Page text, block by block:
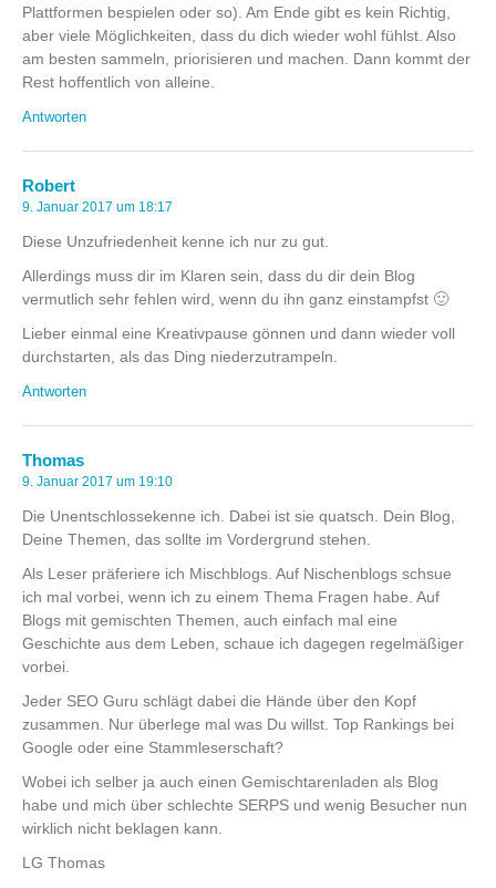
Plattformen bespielen oder so). Am Ende gibt es kein Richtig,
aber viele Möglichkeiten, dass du dich wieder wohl fühlst. Also
am besten sammeln, priorisieren und machen. Dann kommt der
Rest hoffentlich von alleine.
Antworten
Robert
9. Januar 2017 um 18:17
Diese Unzufriedenheit kenne ich nur zu gut.
Allerdings muss dir im Klaren sein, dass du dir dein Blog
vermutlich sehr fehlen wird, wenn du ihn ganz einstampfst 🙂
Lieber einmal eine Kreativpause gönnen und dann wieder voll
durchstarten, als das Ding niederzutrampeln.
Antworten
Thomas
9. Januar 2017 um 19:10
Die Unentschlossekenne ich. Dabei ist sie quatsch. Dein Blog,
Deine Themen, das sollte im Vordergrund stehen.
Als Leser präferiere ich Mischblogs. Auf Nischenblogs schsue
ich mal vorbei, wenn ich zu einem Thema Fragen habe. Auf
Blogs mit gemischten Themen, auch einfach mal eine
Geschichte aus dem Leben, schaue ich dagegen regelmäßiger
vorbei.
Jeder SEO Guru schlägt dabei die Hände über den Kopf
zusammen. Nur überlege mal was Du willst. Top Rankings bei
Google oder eine Stammleserschaft?
Wobei ich selber ja auch einen Gemischtarenladen als Blog
habe und mich über schlechte SERPS und wenig Besucher nun
wirklich nicht beklagen kann.
LG Thomas